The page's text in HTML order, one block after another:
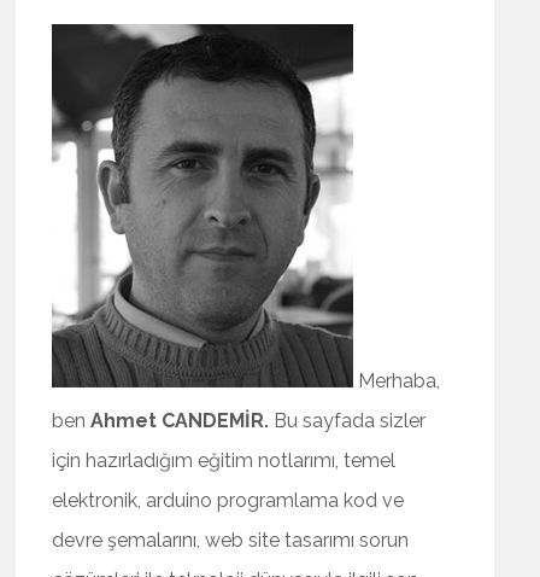
Merhaba,
benAhmet CANDEMİR. Bu sayfada sizler
için hazırladığım eğitim notlarımı, temel
elektronik, arduino programlama kod ve
devre şemalarını, web site tasarımı sorun